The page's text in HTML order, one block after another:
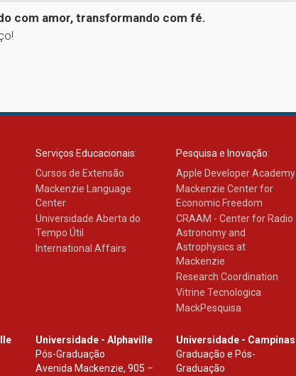
com amor, transformando com fé.
Serviços Educacionais:
Cursos de Extensão
Mackenzie Language
Center
Universidade Aberta do
Tempo Útil
International Affairs
Pesquisa e Inovação:
Apple Developer Academy
Mackenzie Center for
Economic Freedom
CRAAM - Center for Radio
Astronomy and
Astrophysics at
Mackenzie
Research Coordination
Vitrine Tecnologica
MackPesquisa
Universidade - Alphaville
Pós-Graduação
Avenida Mackenzie, 905 –
Universidade - Campinas
Graduação e Pós-
Graduação